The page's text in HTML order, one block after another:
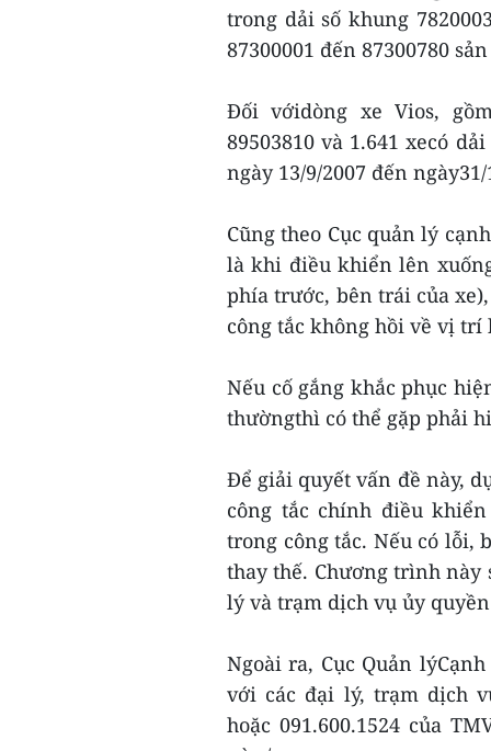
trong dải số khung
87300001 đến 87300780
Đối vớidòng xe Vios,
89503810 và 1.641 xecó
ngày 13/9/2007 đến ngày31/
Cũng theo Cục quản lý
là khi điều khiển lên
phía trước, bên trái của
công tắc không hồi về vị trí
Nếu cố gắng khắc phục
thườngthì có thể gặp phải
Để giải quyết vấn đề này,
công tắc chính điều
trong công tắc. Nếu có lỗi,
thay thế. Chương trình này
lý và trạm dịch vụ ủy
Ngoài ra, Cục Quản
với các đại lý, trạm dịch
hoặc 091.600.1524 của